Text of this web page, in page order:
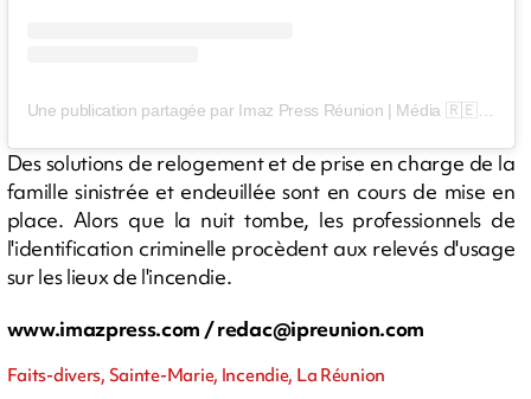
Une publication partagée par Imaz Press Réunion | Média 🇷🇪 (@imazpressreunion)
Des solutions de relogement et de prise en charge de la
famille sinistrée et endeuillée sont en cours de mise en
place. Alors que la nuit tombe, les professionnels de
l'identification criminelle procèdent aux relevés d'usage
sur les lieux de l'incendie.
www.imazpress.com /redac@ipreunion.com
Faits-divers, Sainte-Marie, Incendie, La Réunion